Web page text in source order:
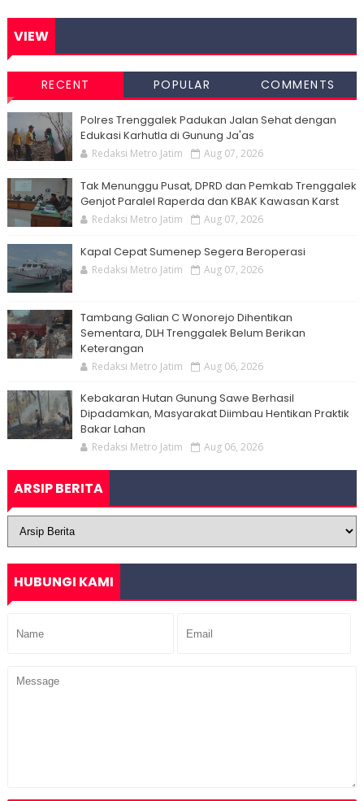
VIEW
RECENT POPULAR COMMENTS
Polres Trenggalek Padukan Jalan Sehat dengan
Edukasi Karhutla di Gunung Ja'as
Redaksi Metro Jatim Aug 07, 2026
Tak Menunggu Pusat, DPRD dan Pemkab Trenggalek
Genjot Paralel Raperda dan KBAK Kawasan Karst
Redaksi Metro Jatim Aug 07, 2026
Kapal Cepat Sumenep Segera Beroperasi
Redaksi Metro Jatim Aug 07, 2026
Tambang Galian C Wonorejo Dihentikan
Sementara, DLH Trenggalek Belum Berikan
Keterangan
Redaksi Metro Jatim Aug 06, 2026
Kebakaran Hutan Gunung Sawe Berhasil
Dipadamkan, Masyarakat Diimbau Hentikan Praktik
Bakar Lahan
Redaksi Metro Jatim Aug 06, 2026
ARSIP BERITA
HUBUNGI KAMI